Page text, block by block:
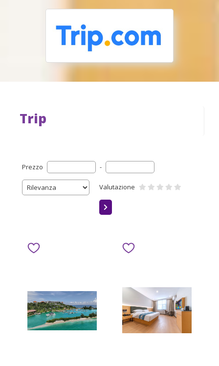
Trip
Prezzo -
Valutazione